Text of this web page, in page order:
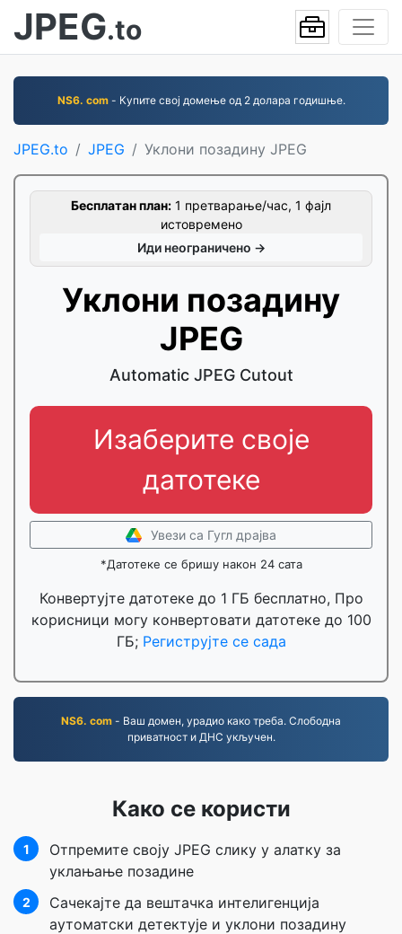
JPEG.to
NS6. com- Купите свој домење од 2 долара годишње.
JPEG.to JPEG Уклони позадину JPEG
Бесплатан план: 1 претварање/час, 1 фајл
истовремено
Иди неограничено →
Уклони позадину
JPEG
Automatic JPEG Cutout
Изаберите своје
датотеке
Увези са Гугл драјва
*Датотеке се бришу након 24 сата
Конвертујте датотеке до 1 ГБ бесплатно, Про
корисници могу конвертовати датотеке до 100
ГБ; Региструјте се сада
NS6. com - Ваш домен, урадио како треба. Слободна
приватност и ДНС укључен.
Како се користи
1
Отпремите своју JPEG слику у алатку за
уклањање позадине
2
Сачекајте да вештачка интелигенција
аутоматски детектује и уклони позадину